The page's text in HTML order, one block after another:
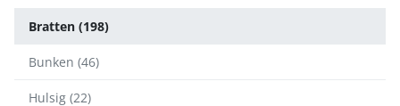
Bratten (198)
Bunken (46)
Hulsig (22)